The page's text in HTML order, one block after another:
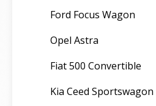
Ford Focus Wagon
Opel Astra
Fiat 500 Convertible
Kia Ceed Sportswagon